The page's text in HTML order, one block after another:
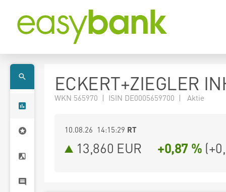
ECKERT+ZIEGLER
WKN 565970 | ISIN DE0005659700 | Aktie
10.08.26 14:15:29 RT
13,860 EUR +0,87 % (